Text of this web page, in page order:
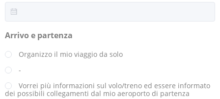
Arrivo e partenza
Organizzo il mio viaggio da solo
-
Vorrei più informazioni sul volo/treno ed essere informato
dei possibili collegamenti dal mio aeroporto di partenza